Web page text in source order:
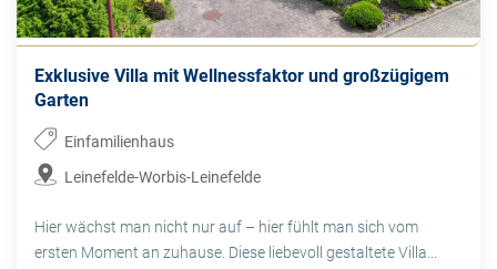
Exklusive Villa mit Wellnessfaktor und großzügigem
Garten
Einfamilienhaus
Leinefelde-Worbis-Leinefelde
Hier wächst man nicht nur auf – hier fühlt man sich vom
ersten Moment an zuhause. Diese liebevoll gestaltete Villa...